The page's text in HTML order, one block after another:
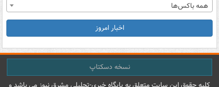
همه باکس‌ها
اخبار امروز
نسخه دسکتاپ